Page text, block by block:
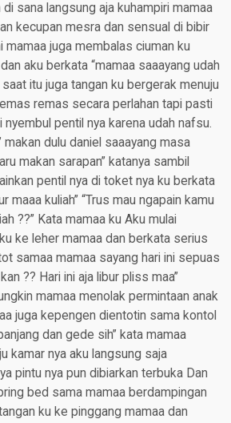
sana langsung aja kuhampiri mamaa
kecupan mesra dan sensual di bibir
mamaa juga membalas ciuman ku
aku berkata “mamaa saaayang udah
itu juga tangan ku bergerak menuju
remas secara perlahan tapi pasti
pentil nya karena udah nafsu.
makan dulu daniel saaayang masa
makan sarapan” katanya sambil
pentil nya di toket nya ku berkata
maaa kuliah” “Trus mau ngapain kamu
??” Kata mamaa ku Aku mulai
ke leher mamaa dan berkata serius
samaa mamaa sayang hari ini sepuas
?? Hari ini aja libur pliss maa”
mamaa menolak permintaan anak
juga kepengen dientotin sama kontol
dan gede sih” kata mamaa
kamar nya aku langsung saja
pintu nya pun dibiarkan terbuka Dan
bed sama mamaa berdampingan
ku ke pinggang mamaa dan